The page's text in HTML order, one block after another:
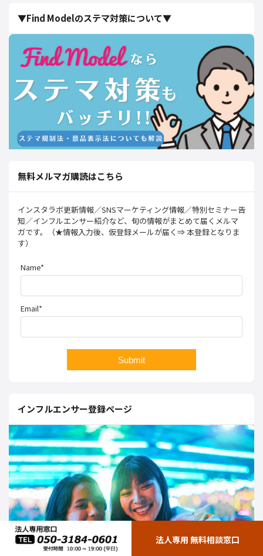
▼Find Modelのステマ対策について▼
無料メルマガ購読はこちら
インスタラボ更新情報／SNSマーケティング情報／特別セミナー告
知／インフルエンサー紹介など、旬の情報がまとめて届くメルマ
ガです。（★情報入力後、仮登録メールが届く⇒ 本登録となりま
す）
Name*
Email*
インフルエンサー登録ページ
法人専用 無料相談窓口